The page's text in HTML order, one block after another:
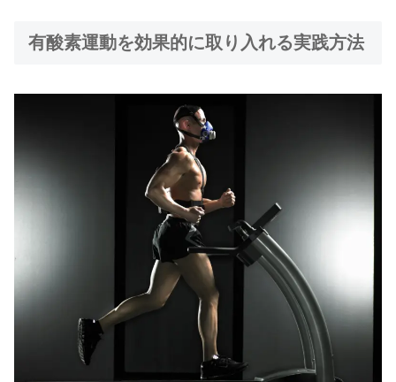
有酸素運動を効果的に取り入れる実践方法